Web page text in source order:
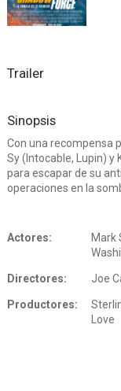
Trailer
Sinopsis
Con una recompensa
Sy (Intocable, Lupin) y
para escapar de su
operaciones en la
Actores:
Mark
Directores: Joe
Productores:
Love